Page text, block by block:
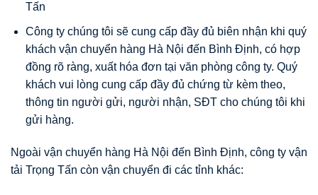
Tấn
Công ty chúng tôi sẽ cung cấp đầy đủ biên nhận khi quý
khách vận chuyển hàng Hà Nội đến Bình Định, có hợp
đồng rõ ràng, xuất hóa đơn tại văn phòng công ty. Quý
khách vui lòng cung cấp đầy đủ chứng từ kèm theo,
thông tin người gửi, người nhận, SĐT cho chúng tôi khi
gửi hàng.
Ngoài vận chuyển hàng Hà Nội đến Bình Định, công ty vận
tải Trọng Tấn còn vận chuyển đi các tỉnh khác: